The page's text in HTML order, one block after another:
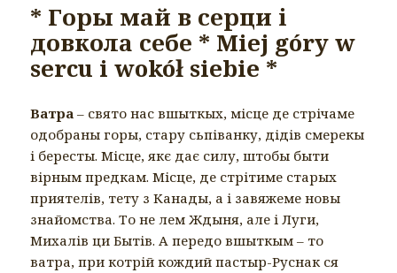
* Горы май в серци і
довкола себе * Miej góry w
sercu i wokół siebie *
Ватра – свято нас вшыткых, місце де стрічаме
одобраны горы, стару сьпіванку, дідів смерекы
і бересты. Місце, якє дає силу, штобы быти
вірным предкам. Місце, де стрітиме старых
приятелів, тету з Канады, а і завяжеме новы
знайомства. То не лем Ждыня, але і Луги,
Михалів ци Бытів. А передо вшыткым – то
ватра, при котрій кождий пастыр-Руснак ся